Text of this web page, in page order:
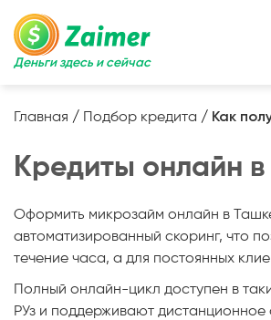
Деньги здесь и сейчас
Главная / Подбор кредита / Как
Кредиты онлайн
Оформить микрозайм онлайн в
автоматизированный скоринг, что
течение часа, а для постоянных
Полный онлайн-цикл доступен в
РУз и поддерживают